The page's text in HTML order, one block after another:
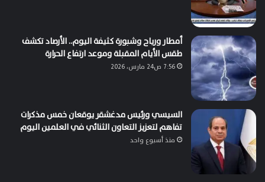
أمطار ورياح وشبورة كثيفة اليوم.. الأرصاد تكشف
طقس الأيام المقبلة وموعد ارتفاع الحرارة
7:56 ص24 مارس، 2026
السيسي ورئيس مدغشقر يوقعان خمس مذكرات
تفاهم لتعزيز التعاون الثنائي في العلمين اليوم
منذ أسبوع واحد